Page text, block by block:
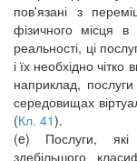
пов'язані з
фізичного місця
реальності, ці
і їх необхідно
наприклад,
середовищах
(Кл. 41).
(e) Послуги,
здебільшого